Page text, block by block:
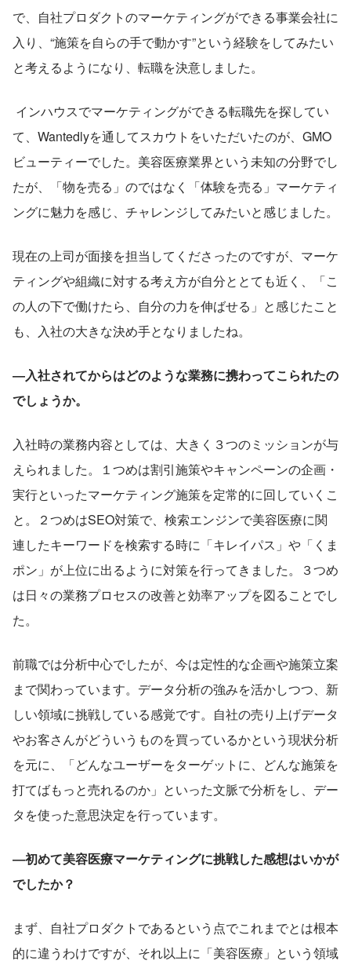
で、自社プロダクトのマーケティングができる事業会社に
入り、“施策を自らの手で動かす”という経験をしてみたい
と考えるようになり、転職を決意しました。
インハウスでマーケティングができる転職先を探してい
て、Wantedlyを通してスカウトをいただいたのが、GMO
ビューティーでした。美容医療業界という未知の分野でし
たが、「物を売る」のではなく「体験を売る」マーケティ
ングに魅力を感じ、チャレンジしてみたいと感じました。
現在の上司が面接を担当してくださったのですが、マーケ
ティングや組織に対する考え方が自分ととても近く、「こ
の人の下で働けたら、自分の力を伸ばせる」と感じたこと
も、入社の大きな決め手となりましたね。
―入社されてからはどのような業務に携わってこられたの
でしょうか。
入社時の業務内容としては、大きく３つのミッションが与
えられました。１つめは割引施策やキャンペーンの企画・
実行といったマーケティング施策を定常的に回していくこ
と。２つめはSEO対策で、検索エンジンで美容医療に関
連したキーワードを検索する時に「キレイパス」や「くま
ポン」が上位に出るように対策を行ってきました。３つめ
は日々の業務プロセスの改善と効率アップを図ることでし
た。
前職では分析中心でしたが、今は定性的な企画や施策立案
まで関わっています。データ分析の強みを活かしつつ、新
しい領域に挑戦している感覚です。自社の売り上げデータ
やお客さんがどういうものを買っているかという現状分析
を元に、「どんなユーザーをターゲットに、どんな施策を
打てばもっと売れるのか」といった文脈で分析をし、デー
タを使った意思決定を行っています。
―初めて美容医療マーケティングに挑戦した感想はいかが
でしたか？
まず、自社プロダクトであるという点でこれまでとは根本
的に違うわけですが、それ以上に「美容医療」という領域